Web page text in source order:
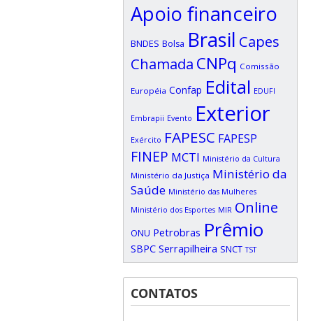
Apoio financeiro
BNDES Bolsa Brasil Capes
Chamada CNPq Comissão
Européia Confap Edital EDUFI
Embrapii Evento Exterior
Exército FAPESC FAPESP
FINEP MCTI Ministério da Cultura
Ministério da Justiça Ministério da
Saúde Ministério das Mulheres
Ministério dos Esportes MIR Online
ONU Petrobras Prêmio
SBPC Serrapilheira SNCT TST
CONTATOS